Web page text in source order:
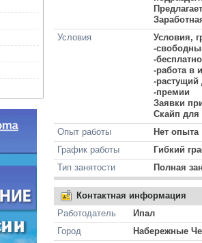
Условия
Условия,
-
-
-работа в
-растущий
-премии
Заявки
Скайп для
Опыт работы
Нет опыта
График работы
Гибкий
Тип занятости
Полная
Контактная информация
Работодатель
Ипал
Город
Набережные